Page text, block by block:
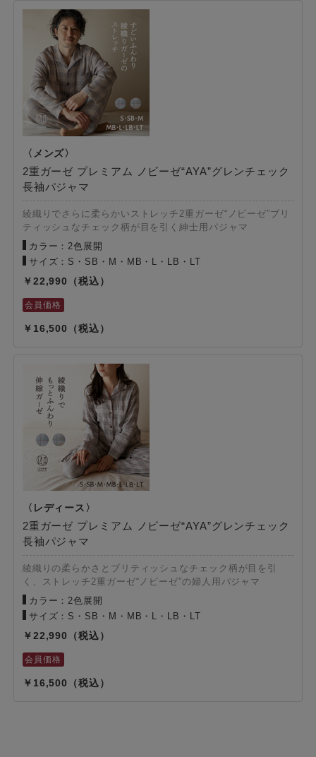
2重ガーゼ プレミアム ノビーゼ“AYA”グレンチェック
長袖パジャマ
綾織りでさらに柔らかいストレッチ2重ガーゼ“ノビーゼ”ブリ
ティッシュなチェック柄が目を引く紳士用パジャマ
カラー：2色展開
サイズ：S・SB・M・MB・L・LB・LT
22,990
16,500
2重ガーゼ プレミアム ノビーゼ“AYA”グレンチェック
長袖パジャマ
綾織りの柔らかさとブリティッシュなチェック柄が目を引
く、ストレッチ2重ガーゼ“ノビーゼ”の婦人用パジャマ
カラー：2色展開
サイズ：S・SB・M・MB・L・LB・LT
22,990
16,500